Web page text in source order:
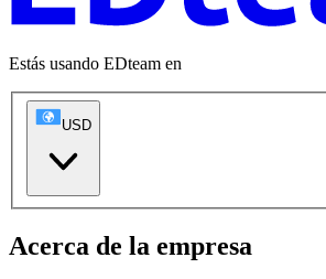
Estás usando EDteam en
USD
Acerca de la empresa